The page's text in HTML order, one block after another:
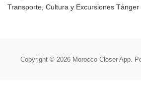
Transporte, Cultura y Excursiones Tánger
Copyright © 2026 Morocco Closer App.